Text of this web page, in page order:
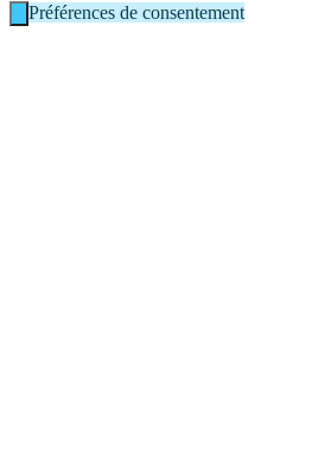
Préférences de consentement